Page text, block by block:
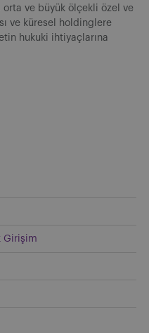
orta ve büyük ölçekli özel ve
ve küresel holdinglere
hukuki ihtiyaçlarına
Girişim